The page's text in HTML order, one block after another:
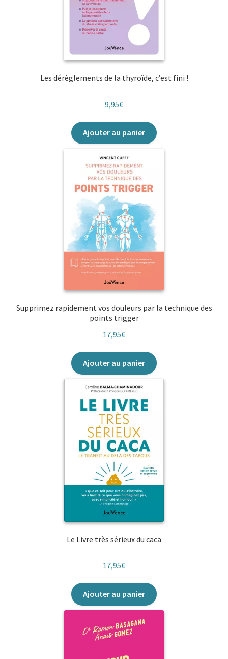
Les dérèglements de la thyroïde, c’est fini !
9,95€
Ajouter au panier
Supprimez rapidement vos douleurs par la technique des
points trigger
17,95€
Ajouter au panier
Le Livre très sérieux du caca
17,95€
Ajouter au panier